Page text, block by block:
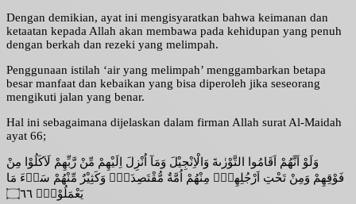
Dengan demikian, ayat ini mengisyaratkan bahwa keimanan dan
ketaatan kepada Allah akan membawa pada kehidupan yang penuh
dengan berkah dan rezeki yang melimpah.
Penggunaan istilah ‘air yang melimpah’ menggambarkan betapa
besar manfaat dan kebaikan yang bisa diperoleh jika seseorang
mengikuti jalan yang benar.
Hal ini sebagaimana dijelaskan dalam firman Allah surat Al-Maidah
ayat 66;
وَلَوْ اَنَّهُمْ اَقَامُوا التَّوْرٰىةَ وَالْاِنْجِيْلَ وَمَآ اُنْزِلَ اِلَيْهِمْ مِّنْ رَّبِّهِمْ لَاَكَلُوْا مِنْ
فَوْقِهِمْ وَمِنْ تَحْتِ اَرْجُلِهِمْۗ مِنْهُمْ اُمَّةٌ مُّقْتَصِدَةٌۗ وَكَثِيْرٌ مِّنْهُمْ سَاۤءَ مَا
يَعْمَلُوْنَࣖ ۝٦٦